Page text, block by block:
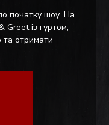
початку шоу. На
Greet із гуртом,
та отримати